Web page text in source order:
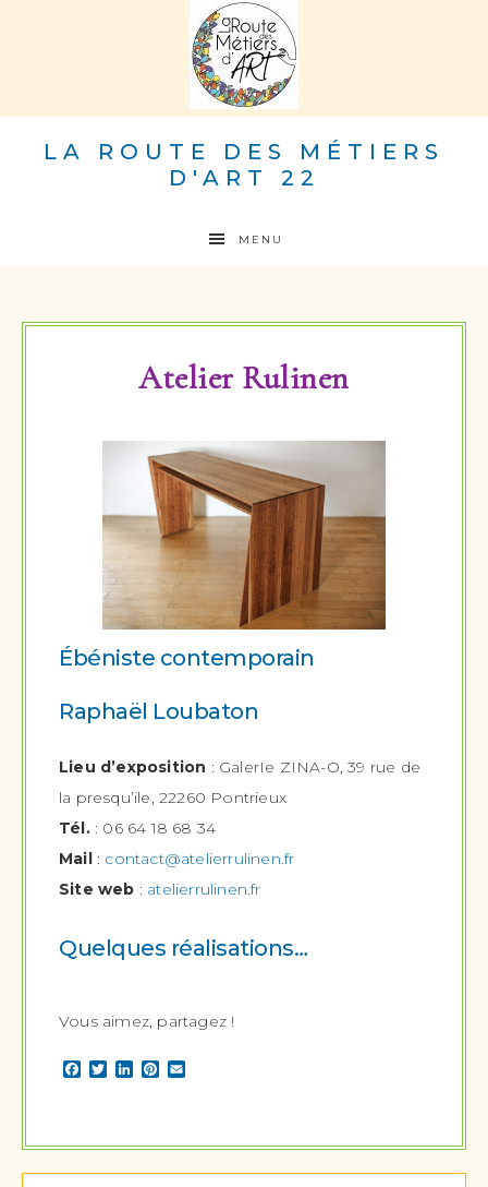
LA ROUTE DES MÉTIERS
D'ART 22
MENU
Atelier Rulinen
Ébéniste contemporain
Raphaël Loubaton
Lieu d’exposition : GalerIe ZINA-O, 39 rue de
la presqu’ile, 22260 Pontrieux
Tél.: 06 64 18 68 34
Mail : contact@atelierrulinen.fr
Site web : atelierrulinen.fr
Quelques réalisations…
Vous aimez, partagez !
Facebook
TwitterLinkedIn
Pinterest